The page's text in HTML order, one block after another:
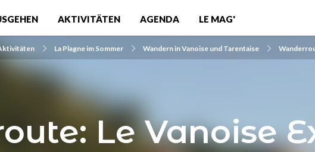
AKTIVITÄTEN AGENDA LE MAG'
La Plagne im Sommer Wandern in Vanoise und Tarentaise
Le Vanoise